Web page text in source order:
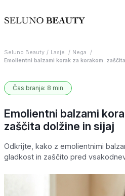
Seluno Beauty Lasje
Nega
Emolientni balzami korak za korakom:
Čas branja: 8 min
Emolientni balzami
zaščita dolžine in sijaj
Odkrijte, kako z emolientnimi
gladkost in zaščito pred